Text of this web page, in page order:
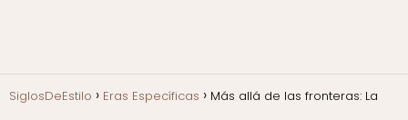
SiglosDeEstilo Eras Específicas Más allá de las fronteras: La